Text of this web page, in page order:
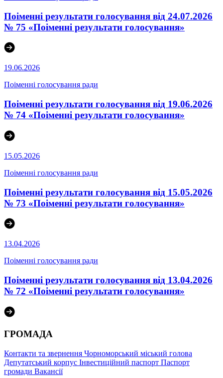
Поіменні результати голосування від 24.07.2026
№ 75 «Поіменні результати голосування»
19.06.2026
Поіменні голосування ради
Поіменні результати голосування від 19.06.2026
№ 74 «Поіменні результати голосування»
15.05.2026
Поіменні голосування ради
Поіменні результати голосування від 15.05.2026
№ 73 «Поіменні результати голосування»
13.04.2026
Поіменні голосування ради
Поіменні результати голосування від 13.04.2026
№ 72 «Поіменні результати голосування»
ГРОМАДА
Контакти та звернення Чорноморський міський голова
Депутатський корпус Інвестиційний паспорт Паспорт
громади Вакансії